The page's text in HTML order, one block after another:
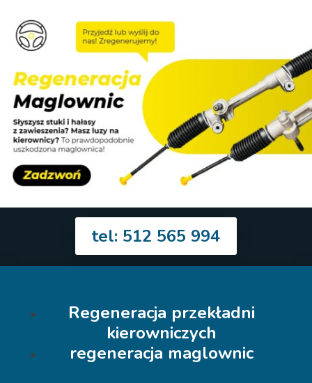
tel: 512 565 994
Regeneracja przekładni
kierowniczych
regeneracja maglownic